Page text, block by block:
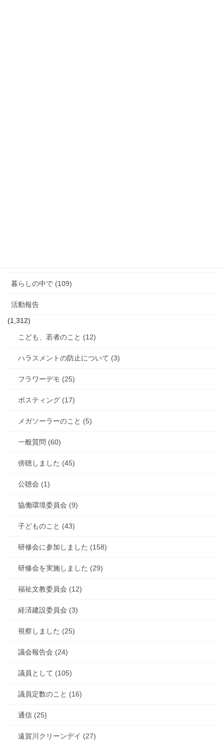
暮らしの中で (109)
活動報告
(1,312)
こども、若者のこと (12)
ハラスメントの防止について (3)
フラワーデモ (25)
ポスティング (17)
メガソーラーのこと (5)
一般質問 (60)
傍聴しました (45)
公聴会 (1)
協働環境委員会 (9)
子どものこと (43)
研修会に参加しました (158)
研修会を実施しました (29)
福祉文教委員会 (12)
経済建設委員会 (3)
視察しました (25)
議会報告会 (24)
議員として (105)
議員定数のこと (16)
通信 (25)
遠賀川クリーンデイ (27)